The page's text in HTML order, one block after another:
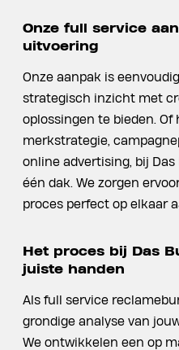
Onze full service
uitvoering
Onze aanpak is
strategisch inzicht met
oplossingen te bieden. Of
merkstrategie,
online advertising, bij
één dak. We zorgen
proces perfect op elkaar
Het proces bij Das
juiste handen
Als full service
grondige analyse van
We ontwikkelen een op